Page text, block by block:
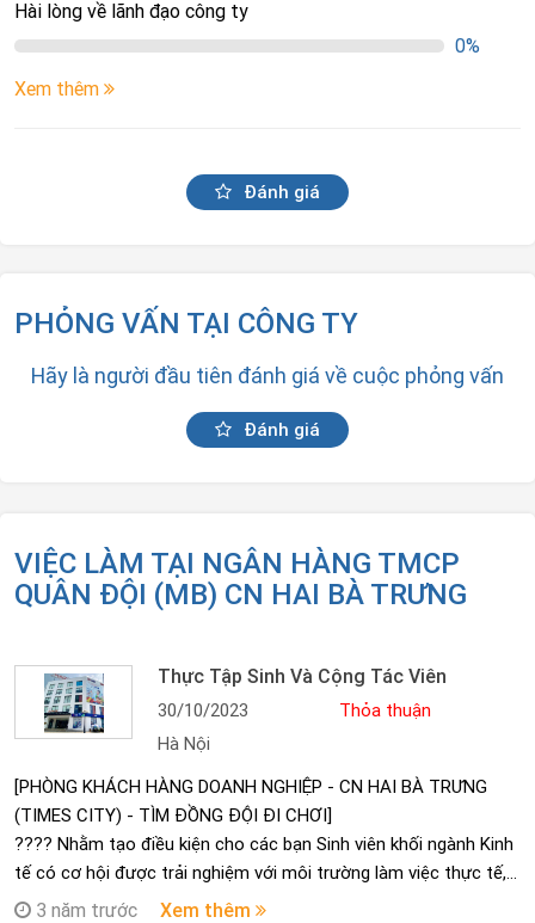
Hài lòng về lãnh đạo công ty
0%
Xem thêm
Đánh giá
PHỎNG VẤN TẠI CÔNG TY
Hãy là người đầu tiên đánh giá về cuộc phỏng vấn
Đánh giá
VIỆC LÀM TẠI NGÂN HÀNG TMCP
QUÂN ĐỘI (MB) CN HAI BÀ TRƯNG
Thực Tập Sinh Và Cộng Tác Viên
30/10/2023
Thỏa thuận
Hà Nội
[PHÒNG KHÁCH HÀNG DOANH NGHIỆP - CN HAI BÀ TRƯNG
(TIMES CITY) - TÌM ĐỒNG ĐỘI ĐI CHƠI]
???? Nhằm tạo điều kiện cho các bạn Sinh viên khối ngành Kinh
tế có cơ hội được trải nghiệm với môi trường làm việc thực tế,
chuyên nghiệp, năng động. SME - HAI BÀ TRƯNG chính thức
3 năm trước Xem thêm